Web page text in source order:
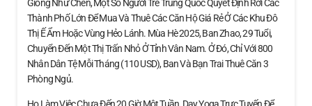
Giống Như Chen, Một Số Người Trẻ Trung Quốc Quyết Định Rời Các
Thành Phố Lớn Để Mua Và Thuê Các Căn Hộ Giá Rẻ Ở Các Khu Đô
Thị Ế Ẩm Hoặc Vùng Hẻo Lánh. Mùa Hè 2025, Ban Zhao, 29 Tuổi,
Chuyển Đến Một Thị Trấn Nhỏ Ở Tỉnh Vân Nam. Ở Đó, Chỉ Với 800
Nhân Dân Tệ Mỗi Tháng (110 USD), Ban Và Bạn Trai Thuê Căn 3
Phòng Ngủ.